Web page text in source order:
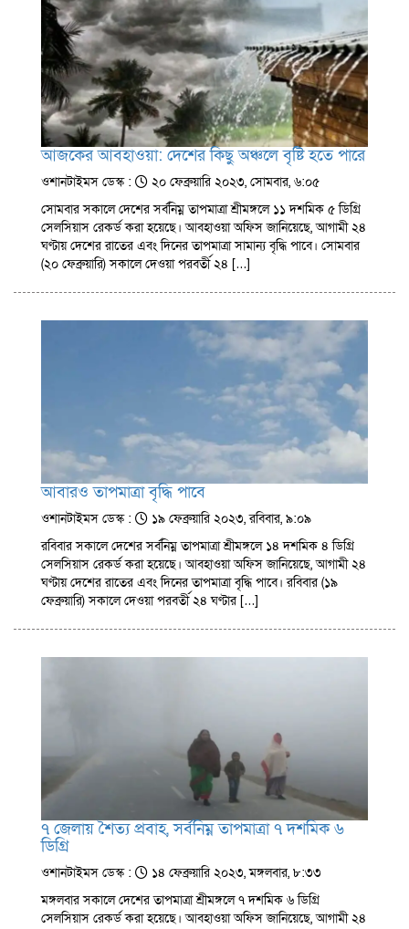
আজকের আবহাওয়া: দেশের কিছু অঞ্চলে বৃষ্টি হতে পারে
ওশানটাইমস ডেস্ক :
২০ ফেব্রুয়ারি ২০২৩, সোমবার, ৬:০৫
সোমবার সকালে দেশের সর্বনিম্ন তাপমাত্রা শ্রীমঙ্গলে ১১ দশমিক ৫ ডিগ্রি
সেলসিয়াস রেকর্ড করা হয়েছে। আবহাওয়া অফিস জানিয়েছে, আগামী ২৪
ঘণ্টায় দেশের রাতের এবং দিনের তাপমাত্রা সামান্য বৃদ্ধি পাবে। সোমবার
(২০ ফেব্রুয়ারি) সকালে দেওয়া পরবর্তী ২৪ […]
আবারও তাপমাত্রা বৃদ্ধি পাবে
ওশানটাইমস ডেস্ক :
১৯ ফেব্রুয়ারি ২০২৩, রবিবার, ৯:০৯
রবিবার সকালে দেশের সর্বনিম্ন তাপমাত্রা শ্রীমঙ্গলে ১৪ দশমিক ৪ ডিগ্রি
সেলসিয়াস রেকর্ড করা হয়েছে। আবহাওয়া অফিস জানিয়েছে, আগামী ২৪
ঘণ্টায় দেশের রাতের এবং দিনের তাপমাত্রা বৃদ্ধি পাবে। রবিবার (১৯
ফেব্রুয়ারি) সকালে দেওয়া পরবর্তী ২৪ ঘণ্টার […]
৭ জেলায় শৈত্য প্রবাহ, সর্বনিম্ন তাপমাত্রা ৭ দশমিক ৬
ডিগ্রি
ওশানটাইমস ডেস্ক :
১৪ ফেব্রুয়ারি ২০২৩, মঙ্গলবার, ৮:৩৩
মঙ্গলবার সকালে দেশের তাপমাত্রা শ্রীমঙ্গলে ৭ দশমিক ৬ ডিগ্রি
সেলসিয়াস রেকর্ড করা হয়েছে। আবহাওয়া অফিস জানিয়েছে, আগামী ২৪